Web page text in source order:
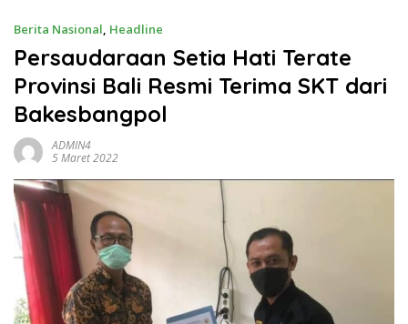
Berita Nasional, Headline
Persaudaraan Setia Hati Terate
Provinsi Bali Resmi Terima SKT dari
Bakesbangpol
ADMIN4
5 Maret 2022